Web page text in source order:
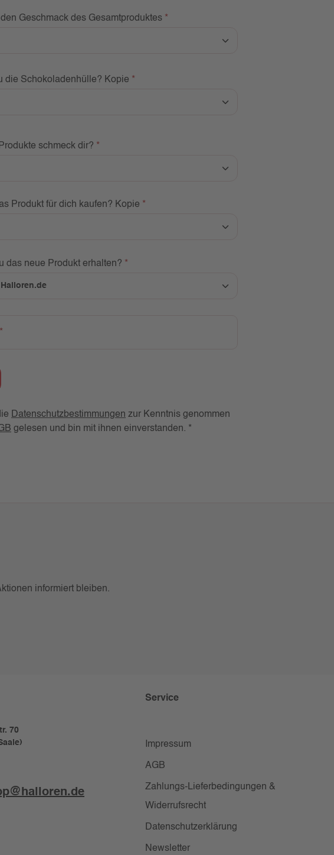
Geschmack des Gesamtproduktes *
die Schokoladenhülle? Kopie *
schmeck dir? *
Produkt für dich kaufen? Kopie *
das neue Produkt erhalten? *
*
Datenschutzbestimmungen zur Kenntnis genommen
gelesen und bin mit ihnen einverstanden. *
informiert bleiben.
70
Service
Impressum
AGB
Zahlungs-Lieferbedingungen &
Widerrufsrecht
Datenschutzerklärung
Newsletter